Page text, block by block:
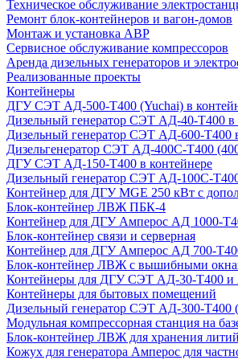
Техническое обслуживание
Ремонт блок-контейнеров и вагон-домов
Монтаж и установка АВР
Сервисное обслуживание компрессоров
Аренда дизельных генераторов и
Реализованные проекты
Контейнеры
ДГУ СЭТ АД-500-Т400 (Yuchai) в
Дизельный генератор СЭТ АД-40-Т400 в
Дизельный генератор СЭТ АД-600-Т400
Дизельгенератор СЭТ АД-400С-Т400
ДГУ СЭТ АД-150-Т400 в контейнере
Дизельный генератор СЭТ АД-100С-
Контейнер для ДГУ MGE 250 кВт с
Блок-контейнер ЛВЖ ПБК-4
Контейнер для ДГУ Амперос АД 1000-
Блок-контейнер связи и серверная
Контейнер для ДГУ Амперос АД 700-
Блок-контейнер ЛВЖ с вышибными
Контейнеры для ДГУ СЭТ АД-30-Т400 и
Контейнеры для бытовых помещений
Дизельный генератор СЭТ АД-300-Т400
Модульная компрессорная станция на
Блок-контейнер ЛВЖ для хранения
Кожух для генератора Амперос для